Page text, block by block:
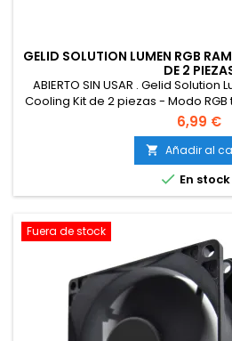
GELID SOLUTION LUMEN RGB
DE 2
ABIERTO SIN USAR . Gelid Solution
Cooling Kit de 2 piezas - Modo
Disipador térmico de chaleco
6,99 €
 Añadir al
 En stock
Fuera de stock